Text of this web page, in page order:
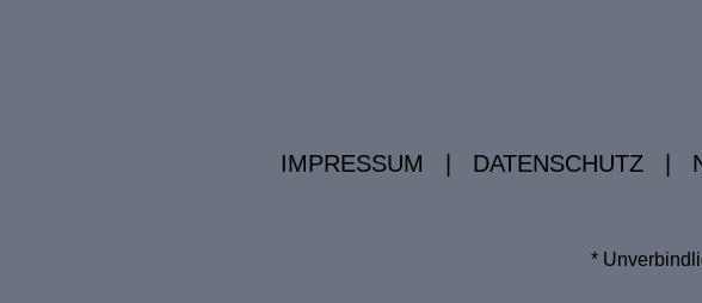
IMPRESSUM DATENSCHUTZ
*